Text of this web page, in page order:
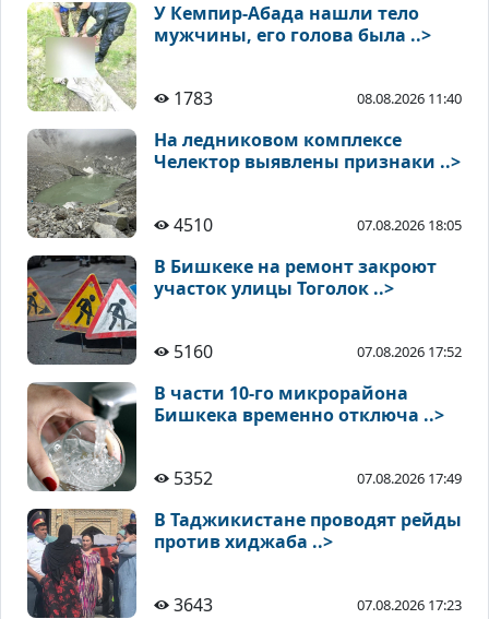
У Кемпир-Абада нашли тело
мужчины, его голова была ..>
1783 08.08.2026 11:40
На ледниковом комплексе
Челектор выявлены признаки ..>
4510 07.08.2026 18:05
В Бишкеке на ремонт закроют
участок улицы Тоголок ..>
5160 07.08.2026 17:52
В части 10-го микрорайона
Бишкека временно отключа ..>
5352 07.08.2026 17:49
В Таджикистане проводят рейды
против хиджаба ..>
3643 07.08.2026 17:23